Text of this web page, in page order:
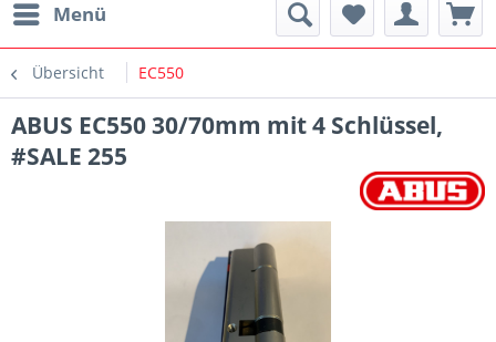
Menü
Übersicht EC550
ABUS EC550 30/70mm mit 4 Schlüssel,
#SALE 255